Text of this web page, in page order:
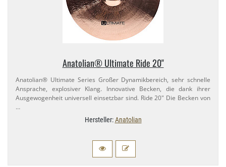
Anatolian® Ultimate Ride 20"
Anatolian® Ultimate Series Großer Dynamikbereich, sehr schnelle
Ansprache, explosiver Klang. Innovative Becken, die dank ihrer
Ausgewogenheit universell einsetzbar sind. Ride 20" Die Becken von
…
Hersteller:Anatolian